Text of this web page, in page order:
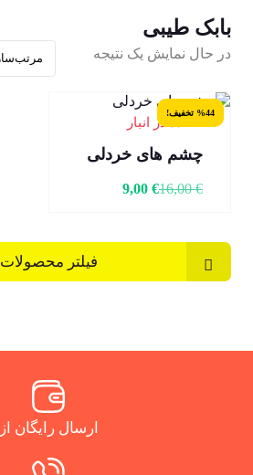
بابک طیبی
در حال نمایش یک نتیجه
%44 تخفیف!
چشم های خردلی
16,00€
9,00 €
فیلتر محصولات
ارسال رایگان از